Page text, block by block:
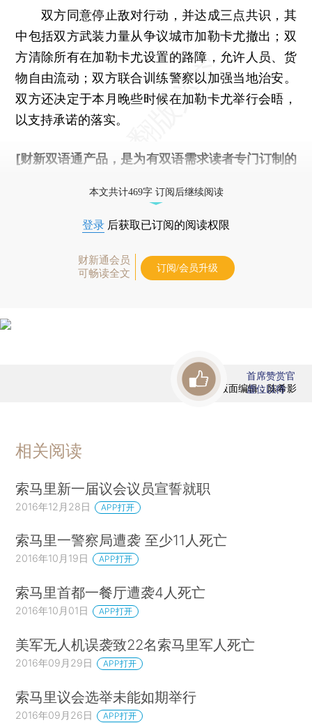
双方同意停止敌对行动，并达成三点共识，其
中包括双方武装力量从争议城市加勒卡尤撤出；双
方清除所有在加勒卡尤设置的路障，允许人员、货
物自由流动；双方联合训练警察以加强当地治安。
双方还决定于本月晚些时候在加勒卡尤举行会晤，
以支持承诺的落实。
[财新双语通产品，是为有双语需求读者专门订制的
本文共计469字 订阅后继续阅读
登录 后获取已订阅的阅读权限
财新通会员
可畅读全文
订阅/会员升级
版面编辑：陈希影
首席赞赏官
虚位以待
相关阅读
索马里新一届议会议员宣誓就职
2016年12月28日 APP打开
索马里一警察局遭袭 至少11人死亡
2016年10月19日 APP打开
索马里首都一餐厅遭袭4人死亡
2016年10月01日 APP打开
美军无人机误袭致22名索马里军人死亡
2016年09月29日 APP打开
索马里议会选举未能如期举行
2016年09月26日 APP打开